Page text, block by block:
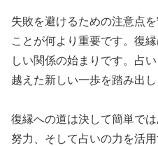
失敗を避けるための注意点
ことが何より重要です。復
しい関係の始まりです。占
越えた新しい一歩を踏み出し
復縁への道は決して簡単で
努力、そして占いの力を活